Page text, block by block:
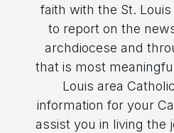
faith with the St. Louis
to report on the
archdiocese and
that is most
Louis area
information for your
assist you in living the